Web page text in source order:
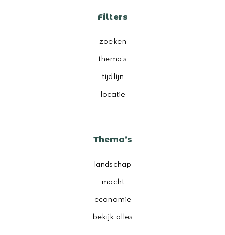
Filters
zoeken
thema’s
tijdlijn
locatie
Thema’s
landschap
macht
economie
bekijk alles